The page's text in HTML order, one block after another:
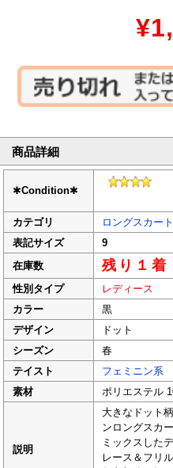
商品詳細
✱Condition✱
＞＞ コ
カテゴリ
ロングスカー
表記サイズ
9
在庫数
残り１着
性別タイプ
レディース
カラー
黒
デザイン
ドット
シーズン
春
テイスト
フェミニン系
素材
ポリエステル
説明
大きなドット
ンロングスカ
ミックスした
レース＆フリ